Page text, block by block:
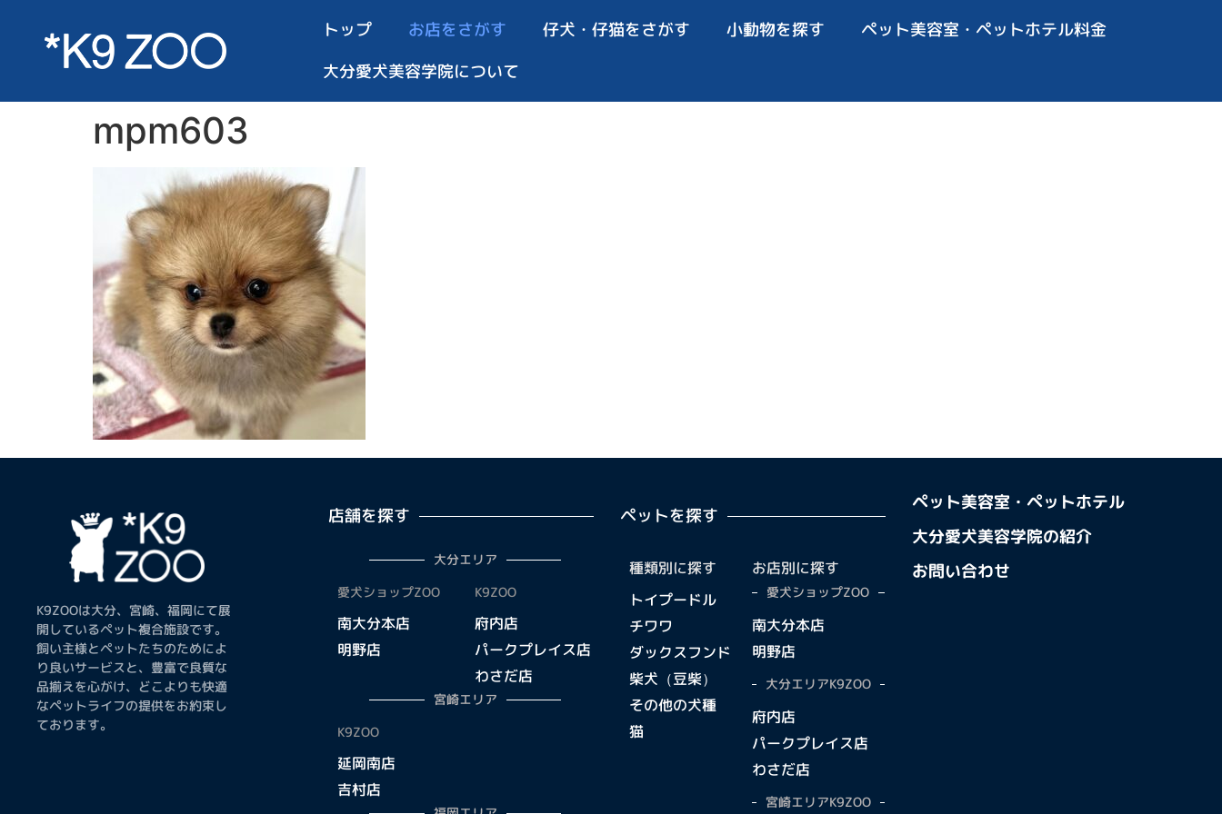
トップ お店をさがす 仔犬・仔猫をさがす 小動物を探す
ペット美容室・ペットホテル料金
大分愛犬美容学院について
mpm603
K9ZOOは大分、宮崎、福岡にて展
開しているペット複合施設です。
飼い主様とペットたちのためによ
り良いサービスと、豊富で良質な
品揃えを心がけ、どこよりも快適
なペットライフの提供をお約束し
ております。
店舗を探す
大分エリア
愛犬ショップZOO
南大分本店
明野店
K9ZOO
府内店
パークプレイス店
わさだ店
宮崎エリア
K9ZOO
延岡南店
吉村店
ペットを探す
種類別に探す
トイプードル
チワワ
ダックスフンド
柴犬（豆柴）
その他の犬種
猫
お店別に探す
愛犬ショップZOO
南大分本店
明野店
大分エリアK9ZOO
府内店
パークプレイス店
わさだ店
宮崎エリアK9ZOO
ペット美容室・ペットホテル
大分愛犬美容学院の紹介
お問い合わせ